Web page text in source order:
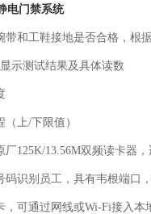
电门禁系统
带和工鞋接地是否合格，根
示测试结果及具体读数
上/下限值）
厂125K/13.56M双频读卡器
码识别员工，具有韦根端口
，可通过网线或Wi-Fi接入本